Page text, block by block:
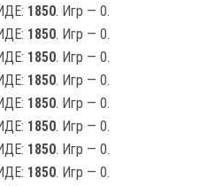
1850. Игр — 0.
1850. Игр — 0.
1850. Игр — 0.
1850. Игр — 0.
1850. Игр — 0.
1850. Игр — 0.
1850. Игр — 0.
1850. Игр — 0.